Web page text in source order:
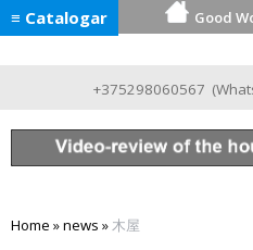
≡ Catalogar Good
+375298060567 (
Home »news »木屋